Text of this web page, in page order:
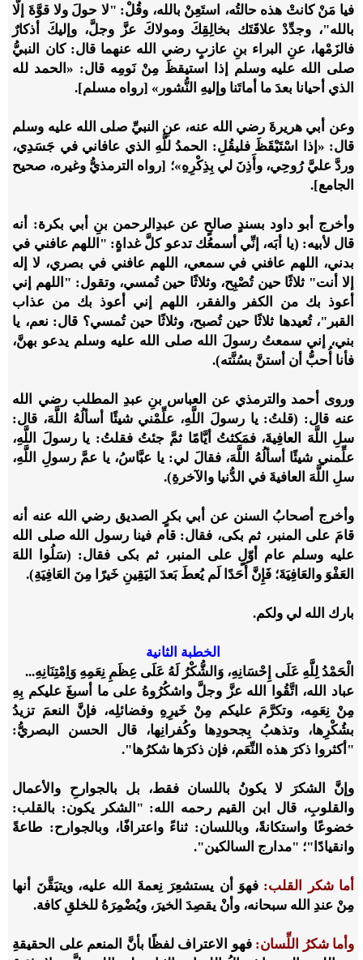
فيا مَنْ كانتْ هذه حالتُه، استَعِنْ بالله، وقُلْ: "لا حولَ ولا قوَّةَ إلَّا
بالله"، وجدِّدْ علاقَتَك بخالِقِكَ ومولاكَ عزَّ وجلَّ، وإليكَ أذكارٌ
فالزَمْها، عنِ البراء بنِ عازبٍ رضي الله عنهما قال: كان النبيُّ
صلى الله عليه وسلم إذا استيقظَ مِنْ نَومِه قال: «الحمد لله
الذي أحيانا بعدَ ما أماتَنا وإليهِ النُّشور» [رواه مسلم].
وعن أبي هريرةَ رضي الله عنه، عنِ النبيِّ صلى الله عليه وسلم
قال: «إذا اسْتَيْقَظَ فليقُلِ: الحمدُ للَّهِ الذي عافاني في جَسَدِي،
وردَّ عليَّ رُوحِي، وأَذِنَ لي بِذِكْرِهِ»؛ [رواه الترمذيُّ وغيره، صحيح
الجامع].
وأخرج أبو داود بسندٍ صالحٍ عن عبدِالرحمن بنِ أبي بكرة: أنه
قال لأبيه: (يا أبَه، إنِّي أسمعُك تدعو كلَّ غداةٍ: "اللهم عافني في
بدني، اللهم عافني في سمعي، اللهم عافني في بصري، لا إله
إلا أنت" ثلاثًا حين تُصْبِح، وثلاثًا حين تُمسي، وتقول: "اللهم إني
أعوذ بك من الكفر والفقر، اللهم إني أعوذ بك من عذاب
القبر"، تُعيدها ثلاثًا حين تُصبح، وثلاثًا حين تُمسي؟ قال: نعم، يا
بني، إني سمعتُ رسولَ الله صلى الله عليه وسلم يدعو بهنَّ،
فأنا أُحبُّ أن أستنَّ بسُنَّته).
وروى أحمد والترمذي عن العباس بنِ عبدِ المطلب رضي الله
عنه قال: (قلتُ: يا رسولَ اللَّهِ، علِّمْني شيئًا أسألُهُ اللَّهَ، قال:
سلِ اللَّهَ العافِيةَ، فمَكثتُ أيَّامًا ثمَّ جئتُ فقلتُ: يا رسولَ اللَّهِ،
علِّمني شيئًا أسألُهُ اللَّهَ، فقالَ لي: يا عبَّاسُ، يا عمَّ رسولِ اللَّهِ،
سلِ اللَّهَ العافيةَ في الدُّنيا والآخرةِ).
وأخرج أصحابُ السنن عن أبي بكرٍ الصديق رضي الله عنه أنه
قامَ على المنبر، ثم بكى، فقال: قام فينا رسول الله صلى الله
عليه وسلم عام أوّلٍ على المنبر، ثم بكى فقال: (سَلُوا اللهَ
العَفْوَ والعَافِيَةَ؛ فَإِنَّ أَحَدًا لَم يُعطَ بَعدَ اليَقِينِ خَيرًا مِنَ العَافِيَةِ).
بارك الله لي ولكم.
الخطبة الثانية
الْحَمْدُ لِلَّهِ عَلَى إِحْسَانِهِ، وَالشُّكْرُ لَهُ عَلَى عِظَمِ نِعَمِهِ وَاِمْتِنَانِهِ...
عباد الله، اتَّقُوا الله عزَّ وجلَّ واشكُرُوهُ على ما أسبغَ عليكم بِهِ
مِنْ نِعَمِه، وتكرَّمَ عليكم مِنْ خَيرِهِ وفضائلِه، فإنَّ النعمَ تزيدُ
بشُكْرِها، وتذهبُ بِجحودِها وكُفرانِها، قال الحسن البصريُّ:
"أكثروا ذكرَ هذه النِّعَم، فإن ذكرَها شكرُها".
وإنَّ الشكرَ لا يكونُ باللسان فقط، بل بالجوارحِ والأعمال
والقلوبِ، قال ابن القيم رحمه الله: "الشكر يكون: بالقلب:
خضوعًا واستكانةً، وباللسان: ثناءً واعترافًا، وبالجوارح: طاعةً
وانقيادًا"؛ "مدارج السالكين".
أما شكر القلب:فهوَ أن يستشعِرَ نِعمةَ الله عليه، ويتيَقَّنَ أنها
مِنْ عندِ الله سبحانه، وأنْ يقصِدَ الخيرَ، ويُضْمِرَهُ للخلقِ كافة.
وأما شكرُ اللِّسان:فهو الاعتراف لفظًا بأنَّ المنعم على الحقيقةِ